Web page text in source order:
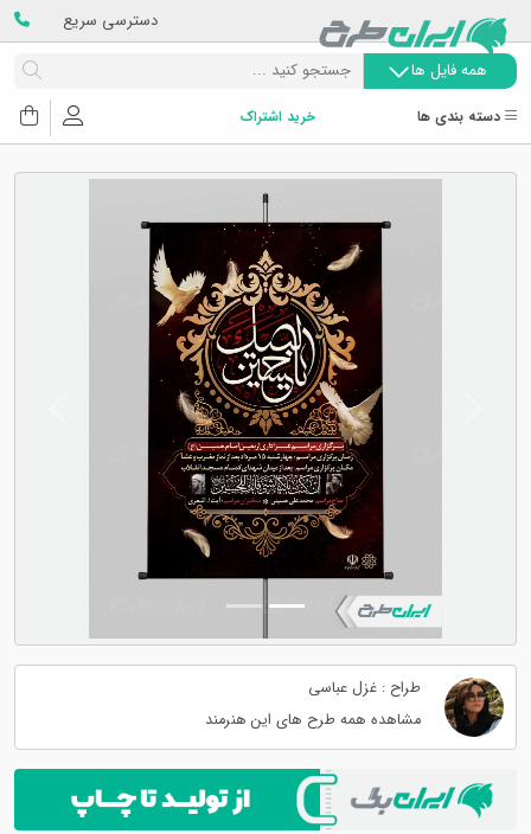
دسترسی سریع
همه فایل ها
دسته بندی ها خرید اشتراک
طراح : غزل عباسی
مشاهده همه طرح های این هنرمند